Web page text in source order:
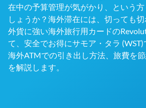
在中の予算管理が気がかり、という
しょうか？海外滞在には、切っても切
外貨に強い海外旅行用カードの
て、安全でお得にサモア・タラ (WST)
海外ATMでの引き出し方法、旅費を
を解説します。